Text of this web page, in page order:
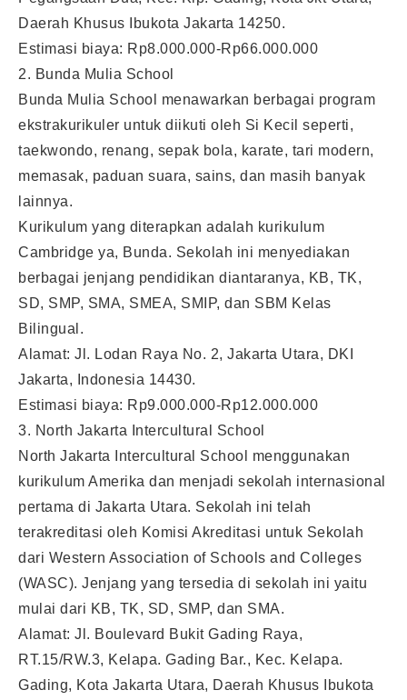
Daerah Khusus Ibukota Jakarta 14250.
Estimasi biaya: Rp8.000.000-Rp66.000.000
2. Bunda Mulia School
Bunda Mulia School menawarkan berbagai program
ekstrakurikuler untuk diikuti oleh Si Kecil seperti,
taekwondo, renang, sepak bola, karate, tari modern,
memasak, paduan suara, sains, dan masih banyak
lainnya.
Kurikulum yang diterapkan adalah kurikulum
Cambridge ya, Bunda. Sekolah ini menyediakan
berbagai jenjang pendidikan diantaranya, KB, TK,
SD, SMP, SMA, SMEA, SMIP, dan SBM Kelas
Bilingual.
Alamat: Jl. Lodan Raya No. 2, Jakarta Utara, DKI
Jakarta, Indonesia 14430.
Estimasi biaya: Rp9.000.000-Rp12.000.000
3. North Jakarta Intercultural School
North Jakarta Intercultural School menggunakan
kurikulum Amerika dan menjadi sekolah internasional
pertama di Jakarta Utara. Sekolah ini telah
terakreditasi oleh Komisi Akreditasi untuk Sekolah
dari Western Association of Schools and Colleges
(WASC). Jenjang yang tersedia di sekolah ini yaitu
mulai dari KB, TK, SD, SMP, dan SMA.
Alamat: Jl. Boulevard Bukit Gading Raya,
RT.15/RW.3, Kelapa. Gading Bar., Kec. Kelapa.
Gading, Kota Jakarta Utara, Daerah Khusus Ibukota